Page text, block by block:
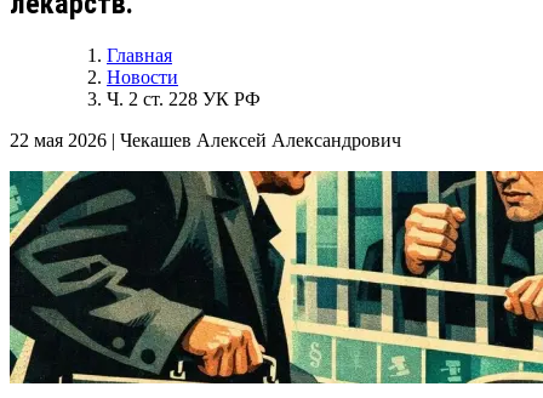
Главная
Новости
Ч. 2 ст. 228 УК РФ
22 мая 2026 | Чекашев Алексей Александрович